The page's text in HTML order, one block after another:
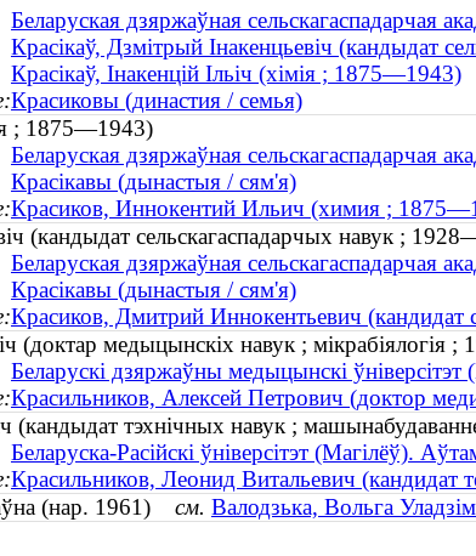
Беларуская дзяржаўная сельскагаспадарчая
Красікаў, Дзмітрый Інакенцьевіч (кандыдат
Красікаў, Інакенцій Ільіч (хімія ; 1875—1943)
Красиковы (династия / семья)
; 1875—1943)
Беларуская дзяржаўная сельскагаспадарчая
Красікавы (дынастыя / сям'я)
Красиков, Иннокентий Ильич (химия ;
(кандыдат сельскагаспадарчых навук ;
Беларуская дзяржаўная сельскагаспадарчая
Красікавы (дынастыя / сям'я)
Красиков, Дмитрий Иннокентьевич
(доктар медыцынскіх навук ; мікрабіялогія
Беларускі дзяржаўны медыцынскі
Красильников, Алексей Петрович (доктор
(кандыдат тэхнічных навук ;
Беларуска-Расійскі ўніверсітэт (Магілёў).
Красильников, Леонид Витальевич (кандидат
(нар. 1961) см. Валодзька, Вольга